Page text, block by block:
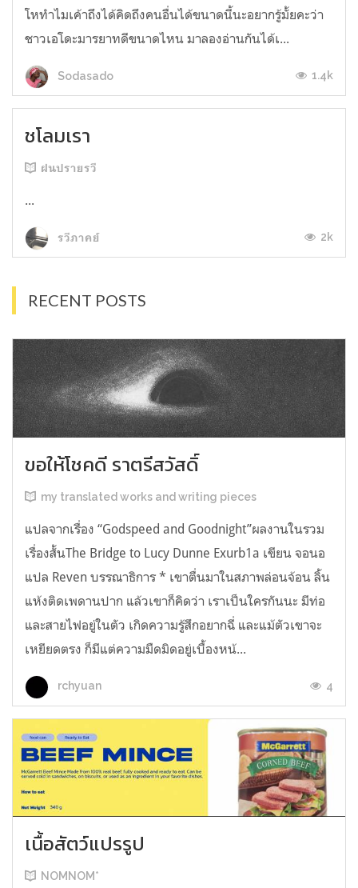
โหทำไมเค้าถึงได้คิดถึงคนอื่นได้ขนาดนี้นะอยากรู้มั้ยคะว่า
ชาวเอโดะมารยาทดีขนาดไหน มาลองอ่านกันได้เ...
Sodasado 1.4k
ชโลมเรา
ฝนปรายรวี
...
รวีภาคย์ 2k
RECENT POSTS
ขอให้โชคดี ราตรีสวัสดิ์
my translated works and writing pieces
แปลจากเรื่อง “Godspeed and Goodnight”ผลงานในรวม
เรื่องสั้นThe Bridge to Lucy Dunne Exurb1a เขียน จอนอ
แปล Reven บรรณาธิการ * เขาตื่นมาในสภาพล่อนจ้อน ลิ้น
แห้งติดเพดานปาก แล้วเขาก็คิดว่า เราเป็นใครกันนะ มีท่อ
และสายไฟอยู่ในตัว เกิดความรู้สึกอยากฉี่ และแม้ตัวเขาจะ
เหยียดตรง ก็มีแต่ความมืดมิดอยู่เบื้องหน้...
rchyuan 4
เนื้อสัตว์แปรรูป
NOMNOM*